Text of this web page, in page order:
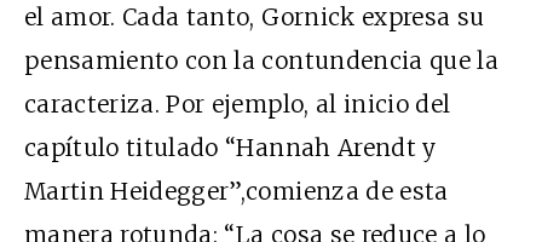
el amor. Cada tanto, Gornick expresa su
pensamiento con la contundencia que la
caracteriza. Por ejemplo, al inicio del
capítulo titulado “Hannah Arendt y
Martin Heidegger”,comienza de esta
manera rotunda: “La cosa se reduce a lo